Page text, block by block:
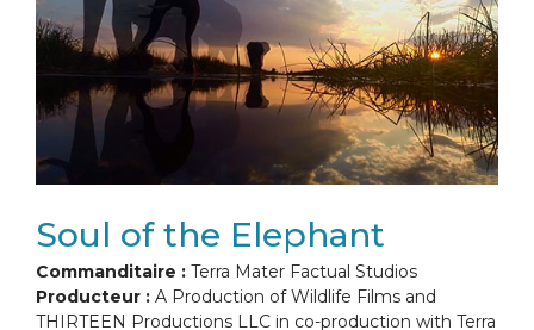
Soul of the Elephant
Commanditaire : Terra Mater Factual Studios
Producteur : A Production of Wildlife Films and
THIRTEEN Productions LLC in co-production with Terra